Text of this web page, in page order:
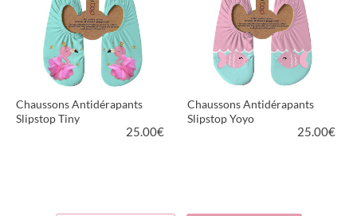
Chaussons Antidérapants
Slipstop Tiny
25.00€
Chaussons Antidérapants
Slipstop Yoyo
25.00€